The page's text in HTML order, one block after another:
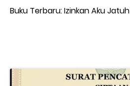
Buku Terbaru: Izinkan Aku